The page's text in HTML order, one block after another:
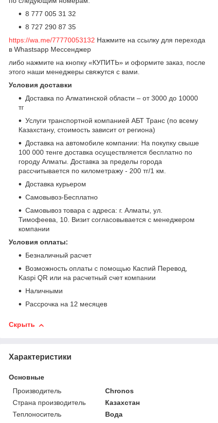
8 777 005 31 32
8 727 290 87 35
https://wa.me/77770053132 Нажмите на ссылку для перехода
в Whastsapp Мессенджер
либо нажмите на кнопку «КУПИТЬ» и оформите заказ, после
этого наши менеджеры свяжутся с вами.
Условия доставки
Доставка по Алматинской области – от 3000 до 10000
тг
Услуги транспортной компанией АБТ Транс (по всему
Казахстану, стоимость зависит от региона)
Доставка на автомобиле компании: На покупку свыше
100 000 тенге доставка осуществляется бесплатно по
городу Алматы. Доставка за пределы города
рассчитывается по километражу - 200 тг/1 км.
Доставка курьером
Самовывоз-Бесплатно
Самовывоз товара с адреса: г. Алматы, ул.
Тимофеева, 10. Визит согласовывается с менеджером
компании
Условия оплаты:
Безналичный расчет
Возможность оплаты с помощью Каспий Перевод,
Kaspi QR или на расчетный счет компании
Наличными
Рассрочка на 12 месяцев
Скрыть
Характеристики
Основные
Производитель
Сhronos
Страна производитель
Казахстан
Теплоноситель
Вода